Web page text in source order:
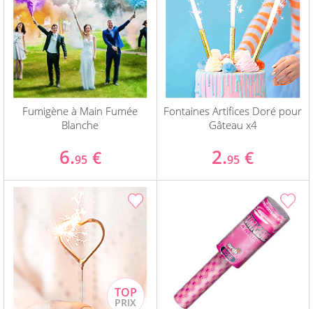
Fumigène à Main Fumée
Blanche
6.95 €
Fontaines Artifices Doré pour
Gâteau x4
2.95 €